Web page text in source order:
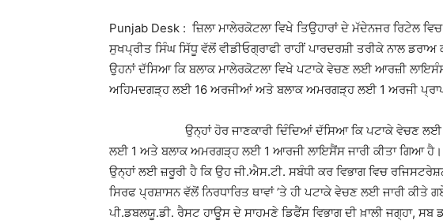
Punjab Desk : ਜ਼ਿਲਾ ਮਾਲੇਰਕੋਟਲਾ ਵਿਖੇ ਤਿਉਹਾਰਾਂ ਦੇ ਮੱਦੇਨਜਰ ਰਿਟੇਲ
ਸੁਖਪ੍ਰੀਤ ਸਿੰਘ ਸਿੱਧੂ ਵੱਲੋਂ ਵੀਡੀਓਗ੍ਰਾਫੀ ਰਾਹੀਂ ਪਾਰਦਰਸ਼ੀ ਤਰੀਕੇ ਨਾਲ
ਉਹਨਾਂ ਦੱਸਿਆ ਕਿ ਬਲਾਕ ਮਾਲੇਰਕੋਟਲਾ ਵਿਖੇ ਪਟਾਕੇ ਵੇਚਣ ਲਈ ਆਰਜ਼ੀ
ਅਹਿਮਦਗੜ੍ਹ ਲਈ 16 ਅਰਜੀਆਂ ਅਤੇ ਬਲਾਕ ਅਮਰਗੜ੍ਹ ਲਈ 1 ਅਰਜੀ
ਉਨ੍ਹਾਂ ਹੋਰ ਜਾਣਕਾਰੀ ਦਿੰਦਿਆਂ ਦੱਸਿਆ ਕਿ ਪਟਾਕੇ ਵੇਚਣ ਲਈ
ਲਈ 1 ਅਤੇ ਬਲਾਕ ਅਮਰਗੜ੍ਹ ਲਈ 1 ਆਰਜੀ ਲਾਇਸੈਂਸ ਜਾਰੀ ਕੀਤਾ ਗਿਆ ਹੈ।
ਉਨ੍ਹਾਂ ਲਈ ਜ਼ਰੂਰੀ ਹੈ ਕਿ ਉਹ ਜੀ.ਐਸ.ਟੀ. ਸਬੰਧੀ ਕਰ ਵਿਭਾਗ ਵਿਚ
ਸਿਰਫ ਪ੍ਰਸ਼ਾਸਨ ਵੱਲੋਂ ਨਿਰਧਾਰਿਤ ਥਾਵਾਂ ’ਤੇ ਹੀ ਪਟਾਕੇ ਵੇਚਣ ਲਈ ਜਾਰੀ ਕੀਤੇ
ਪੀ.ਡਬਲਯੂ.ਡੀ. ਰੈਸਟ ਹਾਊਸ ਦੇ ਸਾਹਮਣੇ ਡਿਫੈਂਸ ਵਿਭਾਗ ਦੀ ਖ਼ਾਲੀ ਜਗ੍ਹਾ,